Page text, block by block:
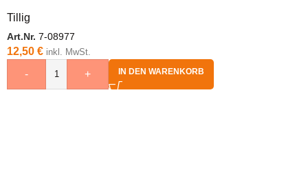
Tillig
Art.Nr. 7-08977
12,50 € inkl. MwSt.
- + IN DEN WARENKORB